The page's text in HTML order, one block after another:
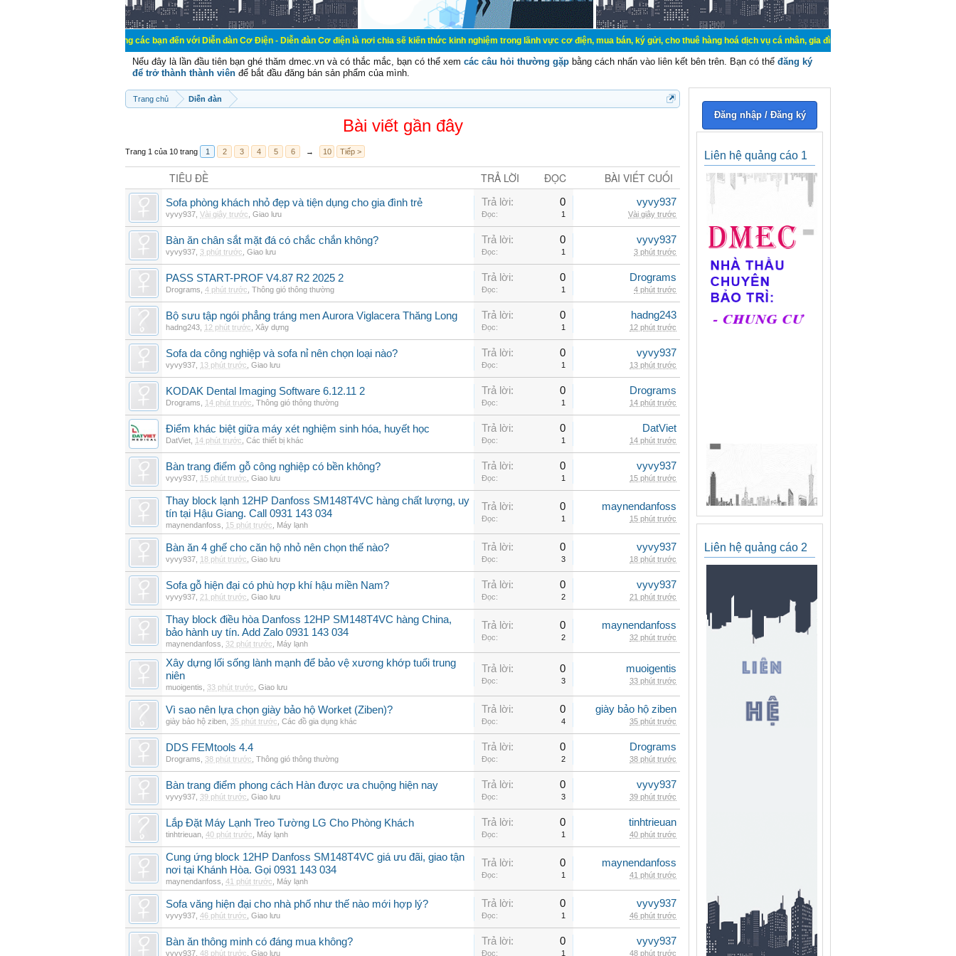
Chào mừng các bạn đến với Diễn đàn Cơ Điện - Diễn đàn Cơ điện là nơi chia sẽ kiến thức kinh nghiệm trong lãnh vực cơ điện, mua bán, ký gửi, cho thuê hàng hoá dịch vụ cá nhân, gia đình. Mua bán, ký gửi, cho thuê thiết bị
Nếu đây là lần đầu tiên bạn ghé thăm dmec.vn và có thắc mắc, bạn có thể xem các câu hỏi thường gặp bằng cách nhấn vào liên kết bên trên. Bạn có thể đăng ký
để trở thành thành viên để bắt đầu đăng bán sản phẩm của mình.
Trang chủ Diễn đàn
Bài viết gần đây
Trang 1 của 10 trang 1 2 3 4 5 6 → 10 Tiếp >
TIÊU ĐỀ TRẢ LỜI ĐỌC BÀI VIẾT CUỐI
Sofa phòng khách nhỏ đẹp và tiện dụng cho gia đình trẻ
vyvy937 Vài giây trước Giao lưu
Trả lời: 0
Đọc: 1
vyvy937
Vài giây trước
Bàn ăn chân sắt mặt đá có chắc chắn không?
vyvy937 3 phút trước Giao lưu
Trả lời: 0
Đọc: 1
vyvy937
3 phút trước
PASS START-PROF V4.87 R2 2025 2
Drograms 4 phút trước Thông gió thông thường
Trả lời: 0
Đọc: 1
Drograms
4 phút trước
Bộ sưu tập ngói phẳng tráng men Aurora Viglacera Thăng Long
hadng243 12 phút trước Xây dựng
Trả lời: 0
Đọc: 1
hadng243
12 phút trước
Sofa da công nghiệp và sofa nỉ nên chọn loại nào?
vyvy937 13 phút trước Giao lưu
Trả lời: 0
Đọc: 1
vyvy937
13 phút trước
KODAK Dental Imaging Software 6.12.11 2
Drograms 14 phút trước Thông gió thông thường
Trả lời: 0
Đọc: 1
Drograms
14 phút trước
Điểm khác biệt giữa máy xét nghiệm sinh hóa, huyết học
DatViet 14 phút trước Các thiết bị khác
Trả lời: 0
Đọc: 1
DatViet
14 phút trước
Bàn trang điểm gỗ công nghiệp có bền không?
vyvy937 15 phút trước Giao lưu
Trả lời: 0
Đọc: 1
vyvy937
15 phút trước
Thay block lạnh 12HP Danfoss SM148T4VC hàng chất lượng, uy
tín tại Hậu Giang. Call 0931 143 034
maynendanfoss 15 phút trước Máy lạnh
Trả lời: 0
Đọc: 1
maynendanfoss
15 phút trước
Bàn ăn 4 ghế cho căn hộ nhỏ nên chọn thế nào?
vyvy937 18 phút trước Giao lưu
Trả lời: 0
Đọc: 3
vyvy937
18 phút trước
Sofa gỗ hiện đại có phù hợp khí hậu miền Nam?
vyvy937 21 phút trước Giao lưu
Trả lời: 0
Đọc: 2
vyvy937
21 phút trước
Thay block điều hòa Danfoss 12HP SM148T4VC hàng China,
bảo hành uy tín. Add Zalo 0931 143 034
maynendanfoss 32 phút trước Máy lạnh
Trả lời: 0
Đọc: 2
maynendanfoss
32 phút trước
Xây dựng lối sống lành mạnh để bảo vệ xương khớp tuổi trung
niên
muoigentis 33 phút trước Giao lưu
Trả lời: 0
Đọc: 3
muoigentis
33 phút trước
Vì sao nên lựa chọn giày bảo hộ Worket (Ziben)?
giày bảo hộ ziben 35 phút trước Các đồ gia dụng khác
Trả lời: 0
Đọc: 4
giày bảo hộ ziben
35 phút trước
DDS FEMtools 4.4
Drograms 38 phút trước Thông gió thông thường
Trả lời: 0
Đọc: 2
Drograms
38 phút trước
Bàn trang điểm phong cách Hàn được ưa chuộng hiện nay
vyvy937 39 phút trước Giao lưu
Trả lời: 0
Đọc: 3
vyvy937
39 phút trước
Lắp Đặt Máy Lạnh Treo Tường LG Cho Phòng Khách
tinhtrieuan 40 phút trước Máy lạnh
Trả lời: 0
Đọc: 1
tinhtrieuan
40 phút trước
Cung ứng block 12HP Danfoss SM148T4VC giá ưu đãi, giao tận
nơi tại Khánh Hòa. Gọi 0931 143 034
maynendanfoss 41 phút trước Máy lạnh
Trả lời: 0
Đọc: 1
maynendanfoss
41 phút trước
Sofa văng hiện đại cho nhà phố như thế nào mới hợp lý?
vyvy937 46 phút trước Giao lưu
Trả lời: 0
Đọc: 1
vyvy937
46 phút trước
Bàn ăn thông minh có đáng mua không?
vyvy937 48 phút trước Giao lưu
Trả lời: 0
Đọc: 1
vyvy937
48 phút trước
Đăng nhập / Đăng ký
Liên hệ quảng cáo 1
Liên hệ quảng cáo 2